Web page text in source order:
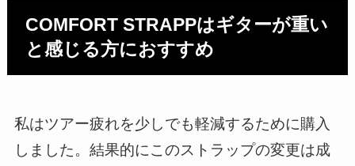
COMFORT STRAPPはギターが重い
と感じる方におすすめ
私はツアー疲れを少しでも軽減するために購入
しました。結果的にこのストラップの変更は成